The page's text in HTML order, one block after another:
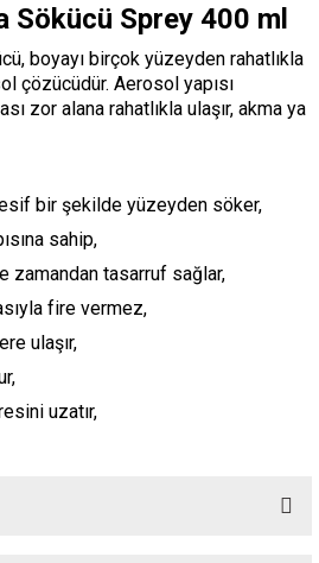
Sprey 400 ml
boyayı birçok yüzeyden rahatlıkla
çözücüdür. Aerosol yapısı
zor alana rahatlıkla ulaşır, akma ya
bir şekilde yüzeyden söker,
sahip,
zamandan tasarruf sağlar,
fire vermez,
ulaşır,
uzatır,